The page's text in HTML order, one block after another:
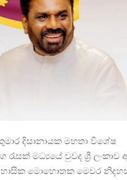
දිසානායක මහතා විශේෂ
මධ්‍යයේ වුවද ශ්‍රී ලංකාව
මොහොතක මෙවර